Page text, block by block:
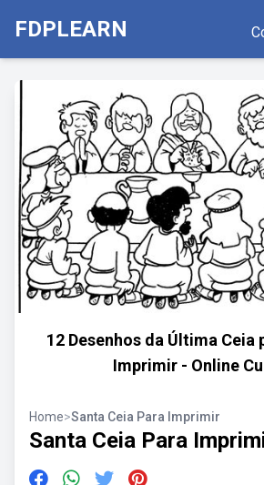
FDPLEARN
12 Desenhos da Última Ceia
Imprimir - Online
Home>Santa Ceia Para Imprimir
Santa Ceia Para